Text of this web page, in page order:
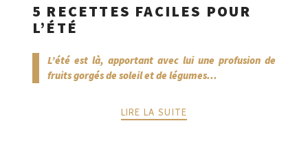
5 RECETTES FACILES POUR
L’ÉTÉ
L’été est là, apportant avec lui une profusion de
fruits gorgés de soleil et de légumes...
LIRE LA SUITE